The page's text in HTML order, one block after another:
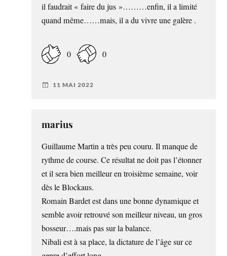
il faudrait « faire du jus »………enfin, il a limité
quand même……mais, il a du vivre une galère .
0 0
11 MAI 2022
marius
Guillaume Martin a très peu couru. Il manque de
rythme de course. Ce résultat ne doit pas l’étonner
et il sera bien meilleur en troisième semaine, voir
dès le Blockaus.
Romain Bardet est dans une bonne dynamique et
semble avoir retrouvé son meilleur niveau, un gros
bosseur….mais pas sur la balance.
Nibali est à sa place, la dictature de l’âge sur ce